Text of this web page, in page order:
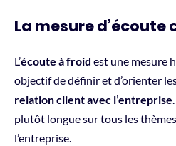
La mesure d’écoute
L’écoute à froid est une mesure
objectif de définir et d’orienter
relation client avec l’entreprise
plutôt longue sur tous les
l’entreprise.